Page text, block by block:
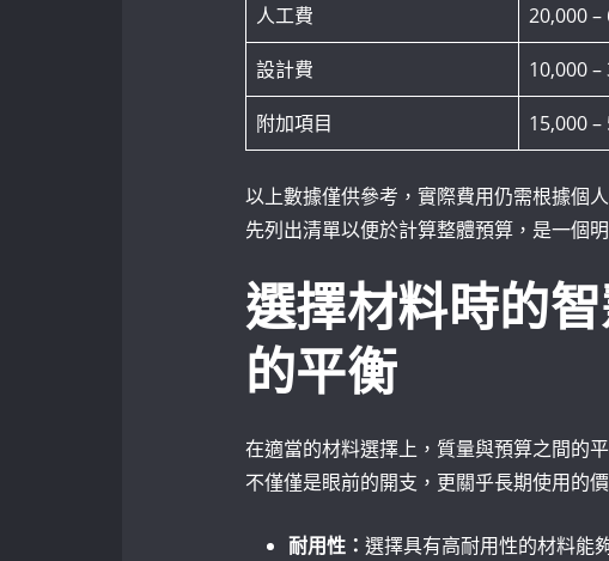
人工費 20,000 –
設計費 10,000 –
附加項目 15,000 –
以上數據僅供參考，實際費用仍需根據個
先列出清單以便於計算整體預算，是一個
選擇材料時的
的平衡
在適當的材料選擇上，質量與預算之間的
不僅僅是眼前的開支，更關乎長期使用的
耐用性： 選擇具有高耐用性的材料能